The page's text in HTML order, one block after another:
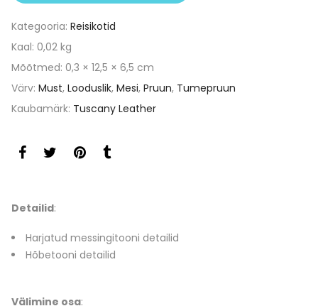
Kategooria: Reisikotid
Kaal: 0,02 kg
Mõõtmed: 0,3 × 12,5 × 6,5 cm
Värv: Must, Looduslik, Mesi, Pruun, Tumepruun
Kaubamärk: Tuscany Leather
Detailid:
Harjatud messingitooni detailid
Hõbetooni detailid
Välimine osa: